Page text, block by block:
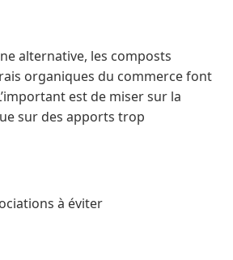
alternative, les composts
organiques du commerce font
est de miser sur la
sur des apports trop
à éviter